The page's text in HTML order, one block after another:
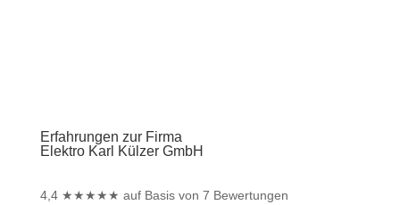
Erfahrungen zur Firma
Elektro Karl Külzer GmbH
4,4 ★★★★★ auf Basis von 7 Bewertungen